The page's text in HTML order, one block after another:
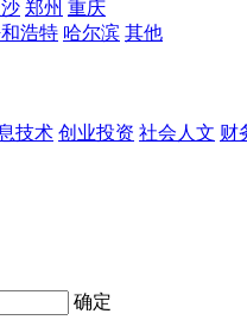
郑州 重庆
浩特 哈尔滨 其他
技术 创业投资 社会人文 财
确定